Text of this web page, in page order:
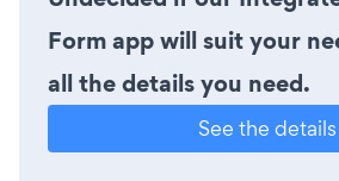
Form app will suit your
all the details you need.
See the details